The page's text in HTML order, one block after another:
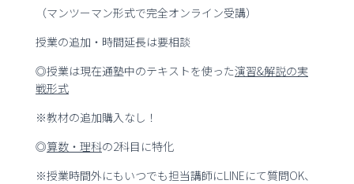
（マンツーマン形式で完全オンライン受講）
授業の追加・時間延長は要相談
◎授業は現在通塾中のテキストを使った演習&解説の実
戦形式
※教材の追加購入なし！
◎算数・理科の2科目に特化
※授業時間外にもいつでも担当講師にLINEにて質問OK、